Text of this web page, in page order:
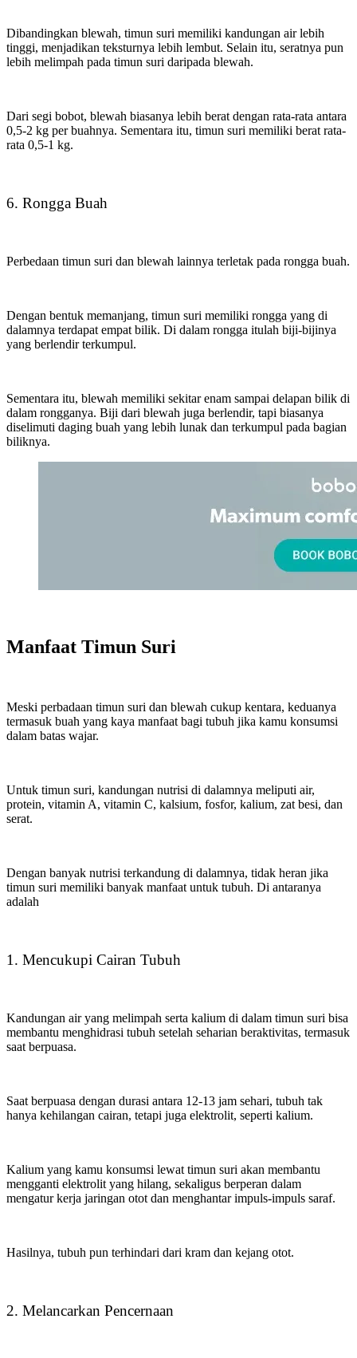
Dibandingkan blewah, timun suri memiliki kandungan air lebih
tinggi, menjadikan teksturnya lebih lembut. Selain itu, seratnya pun
lebih melimpah pada timun suri daripada blewah.
Dari segi bobot, blewah biasanya lebih berat dengan rata-rata antara
0,5-2 kg per buahnya. Sementara itu, timun suri memiliki berat rata-
rata 0,5-1 kg.
6. Rongga Buah
Perbedaan timun suri dan blewah lainnya terletak pada rongga buah.
Dengan bentuk memanjang, timun suri memiliki rongga yang di
dalamnya terdapat empat bilik. Di dalam rongga itulah biji-bijinya
yang berlendir terkumpul.
Sementara itu, blewah memiliki sekitar enam sampai delapan bilik di
dalam rongganya. Biji dari blewah juga berlendir, tapi biasanya
diselimuti daging buah yang lebih lunak dan terkumpul pada bagian
biliknya.
Manfaat Timun Suri
Meski perbadaan timun suri dan blewah cukup kentara, keduanya
termasuk buah yang kaya manfaat bagi tubuh jika kamu konsumsi
dalam batas wajar.
Untuk timun suri, kandungan nutrisi di dalamnya meliputi air,
protein, vitamin A, vitamin C, kalsium, fosfor, kalium, zat besi, dan
serat.
Dengan banyak nutrisi terkandung di dalamnya, tidak heran jika
timun suri memiliki banyak manfaat untuk tubuh. Di antaranya
adalah
1. Mencukupi Cairan Tubuh
Kandungan air yang melimpah serta kalium di dalam timun suri bisa
membantu menghidrasi tubuh setelah seharian beraktivitas, termasuk
saat berpuasa.
Saat berpuasa dengan durasi antara 12-13 jam sehari, tubuh tak
hanya kehilangan cairan, tetapi juga elektrolit, seperti kalium.
Kalium yang kamu konsumsi lewat timun suri akan membantu
mengganti elektrolit yang hilang, sekaligus berperan dalam
mengatur kerja jaringan otot dan menghantar impuls-impuls saraf.
Hasilnya, tubuh pun terhindari dari kram dan kejang otot.
2. Melancarkan Pencernaan